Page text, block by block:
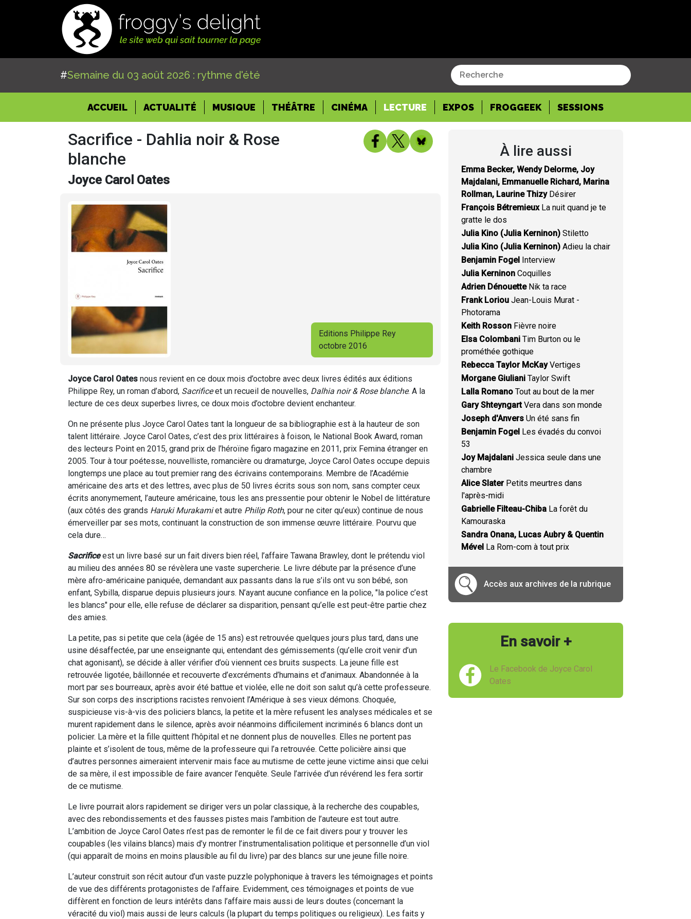
#Semaine du 03 août 2026 : rythme d'été
ACCUEIL(CURRENT)
ACTUALITÉ MUSIQUE THÉÂTRE CINÉMA LECTURE EXPOS FROGGEEK SESSIONS
Sacrifice - Dahlia noir & Rose
blanche
Joyce Carol Oates
Editions Philippe Rey
octobre 2016
Joyce Carol Oates nous revient en ce doux mois d’octobre avec deux livres édités aux éditions
Philippe Rey, un roman d’abord, Sacrificeet un recueil de nouvelles, Dalhia noir & Rose blanche. A la
lecture de ces deux superbes livres, ce doux mois d’octobre devient enchanteur.
On ne présente plus Joyce Carol Oates tant la longueur de sa bibliographie est à la hauteur de son
talent littéraire. Joyce Carol Oates, c’est des prix littéraires à foison, le National Book Award, roman
des lecteurs Point en 2015, grand prix de l’héroïne figaro magazine en 2011, prix Femina étranger en
2005. Tour à tour poétesse, nouvelliste, romancière ou dramaturge, Joyce Carol Oates occupe depuis
longtemps une place au tout premier rang des écrivains contemporains. Membre de l’Académie
américaine des arts et des lettres, avec plus de 50 livres écrits sous son nom, sans compter ceux
écrits anonymement, l’auteure américaine, tous les ans pressentie pour obtenir le Nobel de littérature
(aux côtés des grands Haruki Murakamiet autre Philip Roth, pour ne citer qu’eux) continue de nous
émerveiller par ses mots, continuant la construction de son immense œuvre littéraire. Pourvu que
cela dure…
Sacrificeest un livre basé sur un fait divers bien réel, l’affaire Tawana Brawley, dont le prétendu viol
au milieu des années 80 se révèlera une vaste supercherie. Le livre débute par la présence d’une
mère afro-américaine paniquée, demandant aux passants dans la rue s’ils ont vu son bébé, son
enfant, Sybilla, disparue depuis plusieurs jours. N’ayant aucune confiance en la police, "la police c’est
les blancs" pour elle, elle refuse de déclarer sa disparition, pensant qu’elle est peut-être partie chez
des amies.
La petite, pas si petite que cela (âgée de 15 ans) est retrouvée quelques jours plus tard, dans une
usine désaffectée, par une enseignante qui, entendant des gémissements (qu’elle croit venir d’un
chat agonisant), se décide à aller vérifier d’où viennent ces bruits suspects. La jeune fille est
retrouvée ligotée, bâillonnée et recouverte d’excréments d’humains et d’animaux. Abandonnée à la
mort par ses bourreaux, après avoir été battue et violée, elle ne doit son salut qu’à cette professeure.
Sur son corps des inscriptions racistes renvoient l’Amérique à ses vieux démons. Choquée,
suspicieuse vis-à-vis des policiers blancs, la petite et la mère refusent les analyses médicales et se
murent rapidement dans le silence, après avoir néanmoins difficilement incriminés 6 blancs dont un
policier. La mère et la fille quittent l’hôpital et ne donnent plus de nouvelles. Elles ne portent pas
plainte et s’isolent de tous, même de la professeure qui l’a retrouvée. Cette policière ainsi que
d’autres personnes aimeraient intervenir mais face au mutisme de cette jeune victime ainsi que celui
de sa mère, il est impossible de faire avancer l’enquête. Seule l’arrivée d’un révérend les fera sortir
de ce mutisme.
Le livre pourrait alors rapidement se diriger vers un polar classique, à la recherche des coupables,
avec des rebondissements et des fausses pistes mais l’ambition de l’auteure est tout autre.
L’ambition de Joyce Carol Oates n’est pas de remonter le fil de ce fait divers pour y trouver les
coupables (les vilains blancs) mais d’y montrer l’instrumentalisation politique et personnelle d’un viol
(qui apparaît de moins en moins plausible au fil du livre) par des blancs sur une jeune fille noire.
L’auteur construit son récit autour d’un vaste puzzle polyphonique à travers les témoignages et points
de vue des différents protagonistes de l’affaire. Evidemment, ces témoignages et points de vue
diffèrent en fonction de leurs intérêts dans l’affaire mais aussi de leurs doutes (concernant la
véracité du viol) mais aussi de leurs calculs (la plupart du temps politiques ou religieux). Les faits y
À lire aussi
Emma Becker, Wendy Delorme, Joy
Majdalani, Emmanuelle Richard, Marina
Rollman, Laurine ThizyDésirer
François BétremieuxLa nuit quand je te
gratte le dos
Julia Kino (Julia Kerninon) Stiletto
Julia Kino (Julia Kerninon) Adieu la chair
Benjamin Fogel Interview
Julia Kerninon Coquilles
Adrien DénouetteNik ta race
Frank Loriou Jean-Louis Murat -
Photorama
Keith Rosson Fièvre noire
Elsa Colombani Tim Burton ou le
prométhée gothique
Rebecca Taylor McKayVertiges
Morgane Giuliani Taylor Swift
Lalla Romano Tout au bout de la mer
Gary ShteyngartVera dans son monde
Joseph d'Anvers Un été sans fin
Benjamin Fogel Les évadés du convoi
53
Joy Majdalani Jessica seule dans une
chambre
Alice SlaterPetits meurtres dans
l'après-midi
Gabrielle Filteau-Chiba La forêt du
Kamouraska
Sandra Onana, Lucas Aubry & Quentin
Mével La Rom-com à tout prix
Accès aux archives de la rubrique
En savoir +
Le Facebook de Joyce Carol
Oates